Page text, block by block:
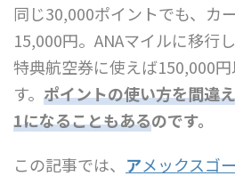
同じ30,000ポイントでも、カ
15,000円。ANAマイルに移行
特典航空券に使えば150,000
す。 ポイントの使い方を間違
1になることもあるのです。
この記事では、 アメックスゴ